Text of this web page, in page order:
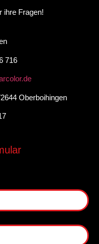
ihre Fragen!
716
Oberboihingen